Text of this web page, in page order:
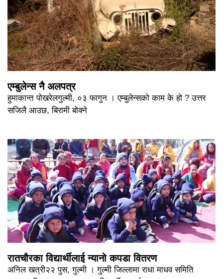
एम्बुलेन्स नै अलपत्र
हुमाकान्त पोखरेलगुल्मी, ०३ फागुन । एम्बुलेन्सको काम के हो ? उत्तर
सजिलै आउछ, बिरामी बोक्ने
रातचौरका विद्यार्थीलाई न्यानो कपडा वितरण
अनिल खत्री२२ पुस, गुल्मी । गुल्मी जिल्लामा राधा माधव समिति